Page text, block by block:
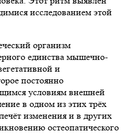
исследованием этой
организм
единства мышечно-
и
постоянно
условиям внешней
в одном из этих трёх
изменения и в других
остеопатического